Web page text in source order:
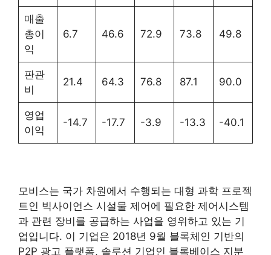
매출
총이
익
6.7 46.6 72.9 73.8 49.8
판관
비
21.4 64.3 76.8 87.1 90.0
영업
이익
-14.7 -17.7 -3.9 -13.3 -40.1
모비스는 국가 차원에서 수행되는 대형 과학 프로젝
트인 빅사이언스 시설물 제어에 필요한 제어시스템
과 관련 장비를 공급하는 사업을 영위하고 있는 기
업입니다. 이 기업은 2018년 9월 블록체인 기반의
P2P 광고 플랫폼, 솔루션 기업인 블록베이스 지분